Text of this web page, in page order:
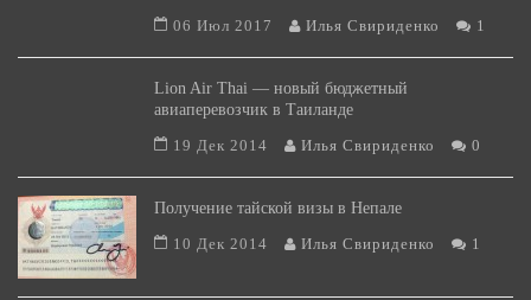
06 Июл 2017
Илья Свириденко 1
Lion Air Thai — новый бюджетный
авиаперевозчик в Таиланде
19 Дек 2014
Илья Свириденко 0
Получение тайской визы в Непале
10 Дек 2014
Илья Свириденко 1